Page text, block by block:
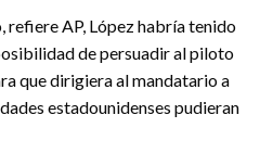
refiere AP, López habría tenido
de persuadir al piloto
que dirigiera al mandatario a
estadounidenses pudieran